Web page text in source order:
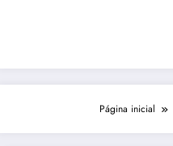
Página inicial